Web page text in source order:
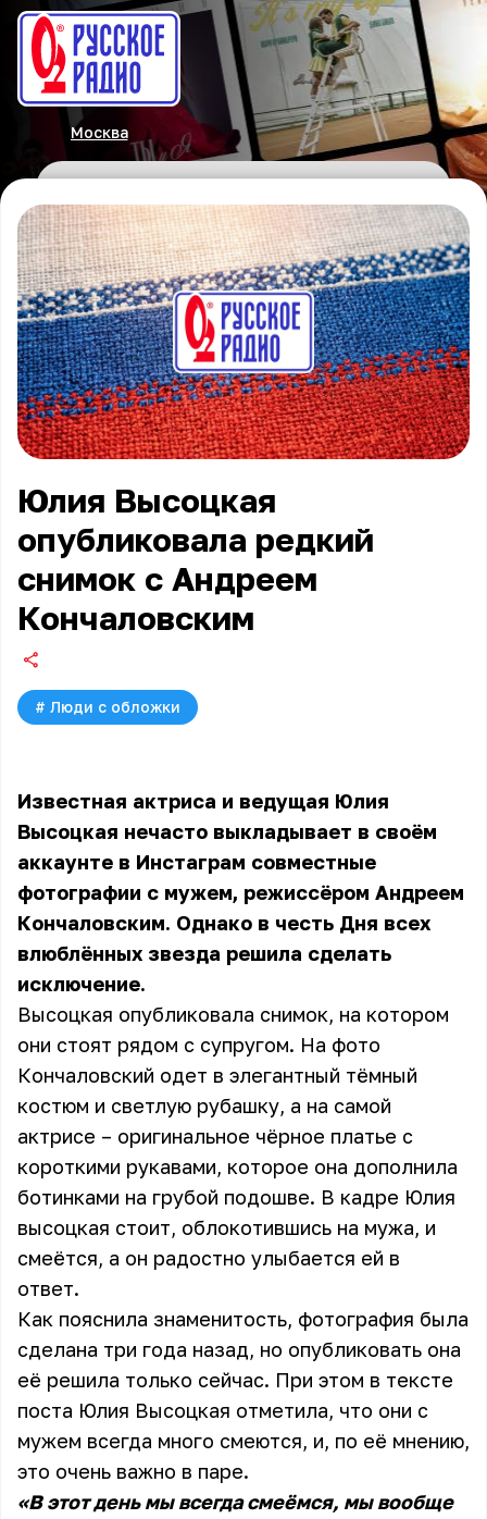
Москва
Юлия Высоцкая
опубликовала редкий
снимок с Андреем
Кончаловским
# Люди с обложки
Известная актриса и ведущая Юлия
Высоцкая нечасто выкладывает в своём
аккаунте в Инстаграм совместные
фотографии с мужем, режиссёром Андреем
Кончаловским. Однако в честь Дня всех
влюблённых звезда решила сделать
исключение.
Высоцкая опубликовала снимок, на котором
они стоят рядом с супругом. На фото
Кончаловский одет в элегантный тёмный
костюм и светлую рубашку, а на самой
актрисе – оригинальное чёрное платье с
короткими рукавами, которое она дополнила
ботинками на грубой подошве. В кадре Юлия
высоцкая стоит, облокотившись на мужа, и
смеётся, а он радостно улыбается ей в
ответ.
Как пояснила знаменитость, фотография была
сделана три года назад, но опубликовать она
её решила только сейчас. При этом в тексте
поста Юлия Высоцкая отметила, что они с
мужем всегда много смеются, и, по её мнению,
это очень важно в паре.
«В этот день мы всегда смеёмся, мы вообще